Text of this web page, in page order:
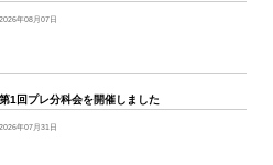
2026年08月07日
第1回プレ分科会を開催しました
2026年07月31日